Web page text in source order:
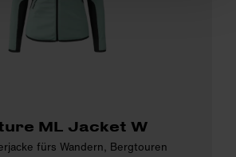
ML Jacket W
fürs Wandern, Bergtouren